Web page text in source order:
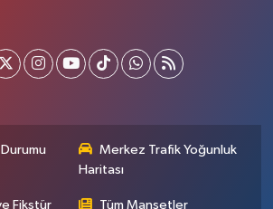
Merkez Trafik Yoğunluk
Haritası
Fikstür Tüm Manşetler